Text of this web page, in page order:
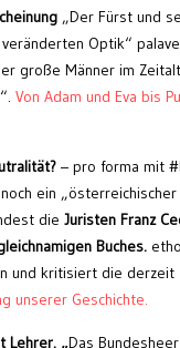
„Der Fürst und
Optik“
große Männer im
Von Adam und Eva bis
– pro forma mit
ein
die Juristen Franz
Buches.
und kritisiert die derzeit
unserer Geschichte.
Lehrer. „Das